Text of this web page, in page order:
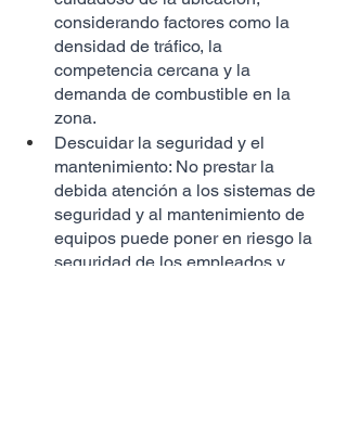
considerando factores como la
densidad de tráfico, la
competencia cercana y la
demanda de combustible en la
zona.
Descuidar la seguridad y el
mantenimiento: No prestar la
debida atención a los sistemas de
seguridad y al mantenimiento de
equipos puede poner en riesgo la
seguridad de los empleados y